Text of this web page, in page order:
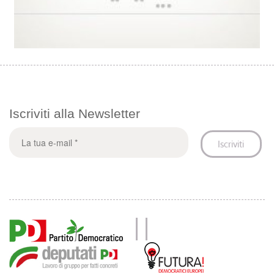
Iscriviti alla Newsletter